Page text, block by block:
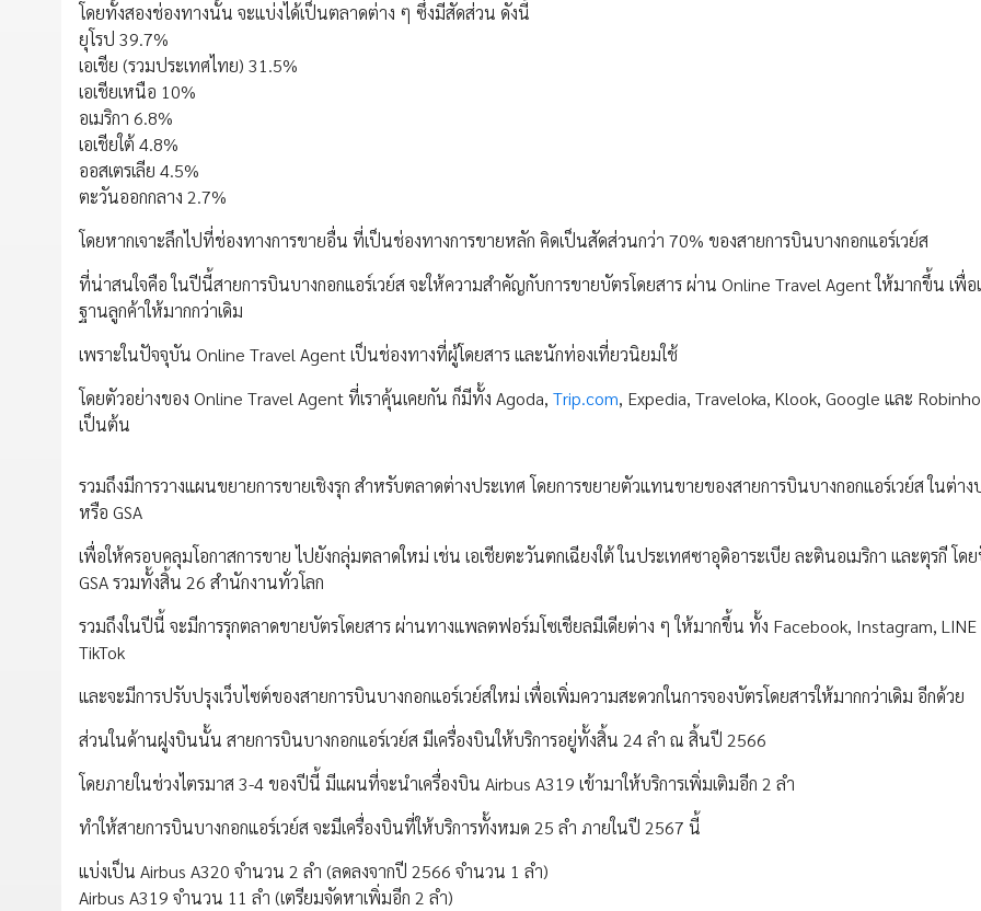
โดยทั้งสองช่องทางนั้น จะแบ่งได้เป็นตลาดต่าง ๆ ซึ่งมีสัดส่วน ดังนี้
ยุโรป 39.7%
เอเชีย (รวมประเทศไทย) 31.5%
เอเชียเหนือ 10%
อเมริกา 6.8%
เอเชียใต้ 4.8%
ออสเตรเลีย 4.5%
ตะวันออกกลาง 2.7%
โดยหากเจาะลึกไปที่ช่องทางการขายอื่น ที่เป็นช่องทางการขายหลัก คิดเป็นสัดส่วนกว่า 70% ของสายการบินบางกอกแอร์เวย์ส
ที่น่าสนใจคือ ในปีนี้สายการบินบางกอกแอร์เวย์ส จะให้ความสำคัญกับการขายบัตรโดยสาร ผ่าน Online Travel Agent ให้มากขึ้น เพื่อ
ฐานลูกค้าให้มากกว่าเดิม
เพราะในปัจจุบัน Online Travel Agent เป็นช่องทางที่ผู้โดยสาร และนักท่องเที่ยวนิยมใช้
โดยตัวอย่างของ Online Travel Agent ที่เราคุ้นเคยกัน ก็มีทั้ง Agoda, Trip.com, Expedia, Traveloka, Klook, Google และ
เป็นต้น
รวมถึงมีการวางแผนขยายการขายเชิงรุก สำหรับตลาดต่างประเทศ โดยการขยายตัวแทนขายของสายการบินบางกอกแอร์เวย์ส ในต่าง
หรือ GSA
เพื่อให้ครอบคลุมโอกาสการขาย ไปยังกลุ่มตลาดใหม่ เช่น เอเชียตะวันตกเฉียงใต้ ในประเทศซาอุดิอาระเบีย ละตินอเมริกา และตุรกี โ
GSA รวมทั้งสิ้น 26 สำนักงานทั่วโลก
รวมถึงในปีนี้ จะมีการรุกตลาดขายบัตรโดยสาร ผ่านทางแพลตฟอร์มโซเชียลมีเดียต่าง ๆ ให้มากขึ้น ทั้ง Facebook, Instagram, LINE
TikTok
และจะมีการปรับปรุงเว็บไซต์ของสายการบินบางกอกแอร์เวย์สใหม่ เพื่อเพิ่มความสะดวกในการจองบัตรโดยสารให้มากกว่าเดิม อีกด้วย
ส่วนในด้านฝูงบินนั้น สายการบินบางกอกแอร์เวย์ส มีเครื่องบินให้บริการอยู่ทั้งสิ้น 24 ลำ ณ สิ้นปี 2566
โดยภายในช่วงไตรมาส 3-4 ของปีนี้ มีแผนที่จะนำเครื่องบิน Airbus A319 เข้ามาให้บริการเพิ่มเติมอีก 2 ลำ
ทำให้สายการบินบางกอกแอร์เวย์ส จะมีเครื่องบินที่ให้บริการทั้งหมด 25 ลำ ภายในปี 2567 นี้
แบ่งเป็น Airbus A320 จำนวน 2 ลำ (ลดลงจากปี 2566 จำนวน 1 ลำ)
Airbus A319 จำนวน 11 ลำ (เตรียมจัดหาเพิ่มอีก 2 ลำ)